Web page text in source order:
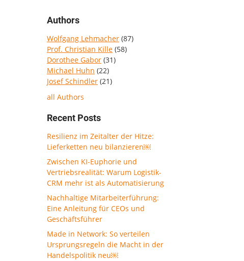
Authors
Wolfgang Lehmacher (87)
Prof. Christian Kille (58)
Dorothee Gabor (31)
Michael Huhn (22)
Josef Schindler (21)
all Authors
Recent Posts
Resilienz im Zeitalter der Hitze:
Lieferketten neu bilanzieren￼
Zwischen KI-Euphorie und
Vertriebsrealität: Warum Logistik-
CRM mehr ist als Automatisierung
Nachhaltige Mitarbeiterführung:
Eine Anleitung für CEOs und
Geschäftsführer
Made in Network: So verteilen
Ursprungsregeln die Macht in der
Handelspolitik neu￼